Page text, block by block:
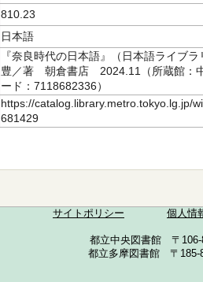
810.23
日本語
『奈良時代の日本語』（日本語ライブ
豊／著 朝倉書店 2024.11（所蔵館
ード：7118682336）
https://catalog.library.metro.tokyo.lg.jp/
681429
サイトポリシー 個人情
都立中央図書館 〒
都立多摩図書館 〒185-